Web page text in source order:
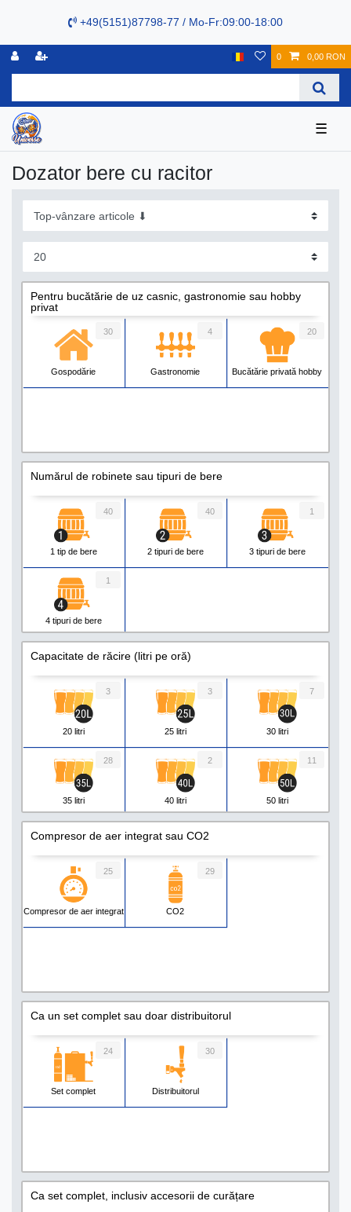
+49(5151)87798-77 / Mo-Fr:09:00-18:00
0 0,00 RON
☰
Dozator bere cu racitor
Pentru bucătărie de uz casnic, gastronomie sau hobby
privat
Gospodărie
30
Gastronomie
4
Bucătărie privată hobby
20
Numărul de robinete sau tipuri de bere
1 tip de bere
40
2 tipuri de bere
40
3 tipuri de bere
1
4 tipuri de bere
1
Capacitate de răcire (litri pe oră)
20 litri
3
25 litri
3
30 litri
7
35 litri
28
40 litri
2
50 litri
11
55 litri 60 litri
Compresor de aer integrat sau CO2
Compresor de aer integrat
25
CO2
29
Ca un set complet sau doar distribuitorul
Set complet
24
Distribuitorul
30
Ca set complet, inclusiv accesorii de curățare